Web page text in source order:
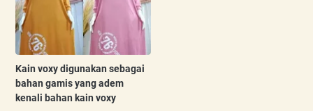
Kain voxy digunakan sebagai
bahan gamis yang adem
kenali bahan kain voxy